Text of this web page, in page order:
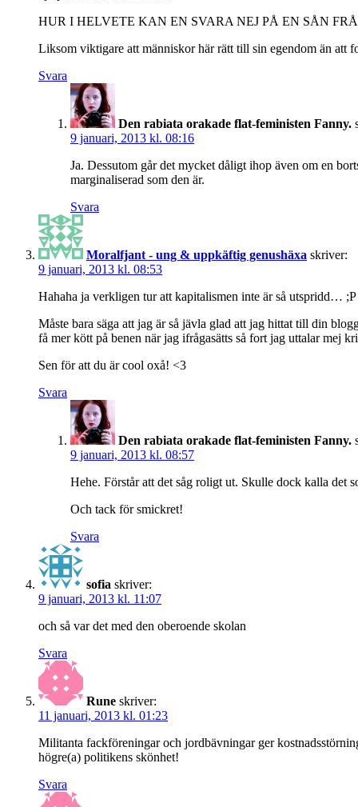
HUR I HELVETE KAN EN SVARA NEJ PÅ EN SÅN
Liksom viktigare att människor här rätt till sin egendom än att
Svara
Den rabiata orakade flat-feministen Fanny.
9 januari, 2013 kl. 08:16
Ja. Dessutom går det mycket dåligt ihop även om en
marginaliserad som den är.
Svara
Moralfjant - ung & uppkäftig genushäxa skriver:
9 januari, 2013 kl. 08:53
Hahaha ja verkligen tur att kapitalismen inte är så utspridd… ;P
Måste bara säga att jag är så jävla glad att jag hittat till din
få mer kött på benen när jag ifrågasätts så fort jag uttalar mej
Sen för att du är cool oxå! <3
Svara
Den rabiata orakade flat-feministen Fanny.
9 januari, 2013 kl. 08:57
Hehe. Förstår att det såg roligt ut. Skulle dock kalla det
Och tack för smickret!
Svara
sofia skriver:
9 januari, 2013 kl. 11:07
och så var det med den oberoende skolan
Svara
Rune skriver:
11 januari, 2013 kl. 01:23
Militanta fackföreningar och jordbävningar ger
högre(a) politikens skönhet!
Svara